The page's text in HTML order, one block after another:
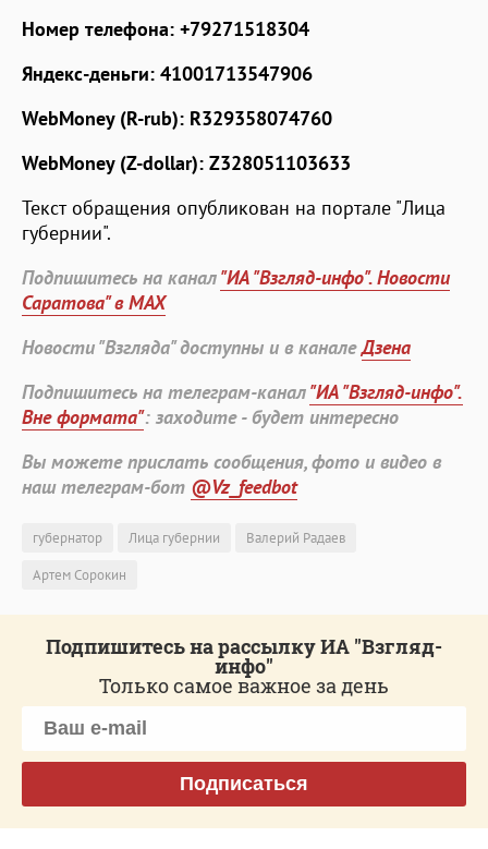
Номер телефона: +79271518304
Яндекс-деньги: 41001713547906
WebMoney (R-rub): R329358074760
WebMoney (Z-dollar): Z328051103633
Текст обращения опубликован на портале "Лица
губернии".
Подпишитесь на канал"ИА "Взгляд-инфо". Новости
Саратова" в MAX
Новости "Взгляда" доступны и в каналеДзена
Подпишитесь на телеграм-канал"ИА "Взгляд-инфо".
Вне формата": заходите - будет интересно
Вы можете прислать сообщения, фото и видео в
наш телеграм-бот @Vz_feedbot
губернатор Лица губернии
Валерий Радаев
Артем Сорокин
Подпишитесь на рассылку ИА "Взгляд-
инфо"
Только самое важное за день
Подписаться